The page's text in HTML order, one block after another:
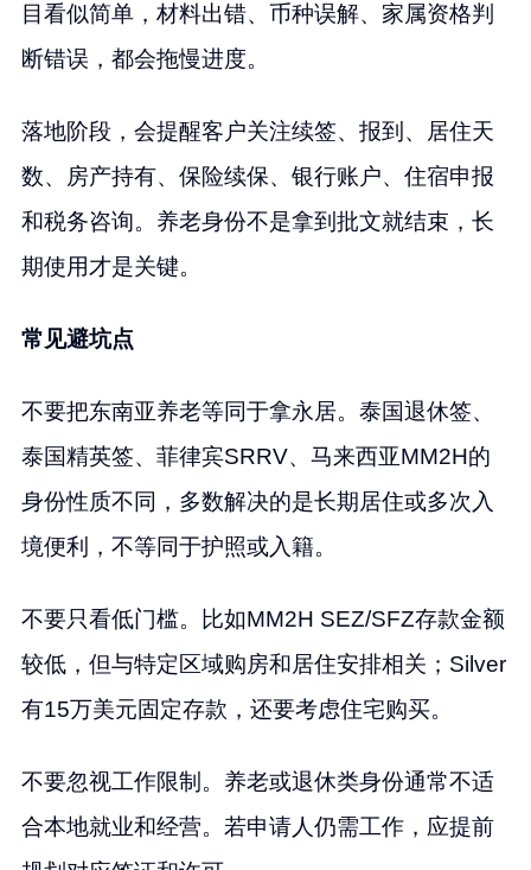
目看似简单，材料出错、币种误解、家属资格判
断错误，都会拖慢进度。
落地阶段，会提醒客户关注续签、报到、居住天
数、房产持有、保险续保、银行账户、住宿申报
和税务咨询。养老身份不是拿到批文就结束，长
期使用才是关键。
常见避坑点
不要把东南亚养老等同于拿永居。泰国退休签、
泰国精英签、菲律宾SRRV、马来西亚MM2H的
身份性质不同，多数解决的是长期居住或多次入
境便利，不等同于护照或入籍。
不要只看低门槛。比如MM2H SEZ/SFZ存款金额
较低，但与特定区域购房和居住安排相关；Silver
有15万美元固定存款，还要考虑住宅购买。
不要忽视工作限制。养老或退休类身份通常不适
合本地就业和经营。若申请人仍需工作，应提前